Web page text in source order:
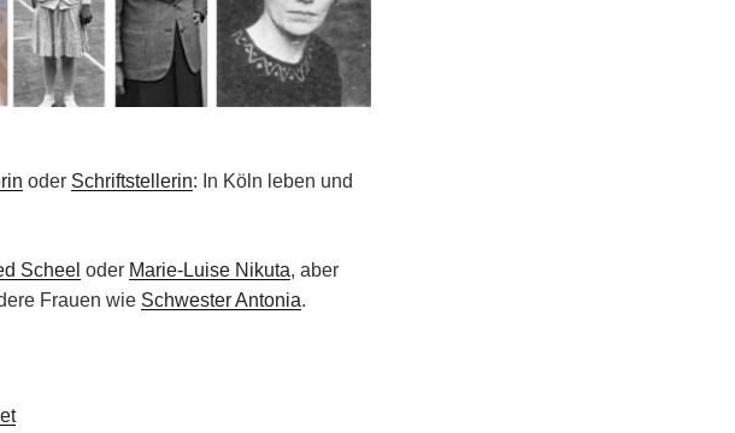
oder Schriftstellerin: In Köln leben und
Scheel oder Marie-Luise Nikuta, aber
Frauen wie Schwester Antonia.